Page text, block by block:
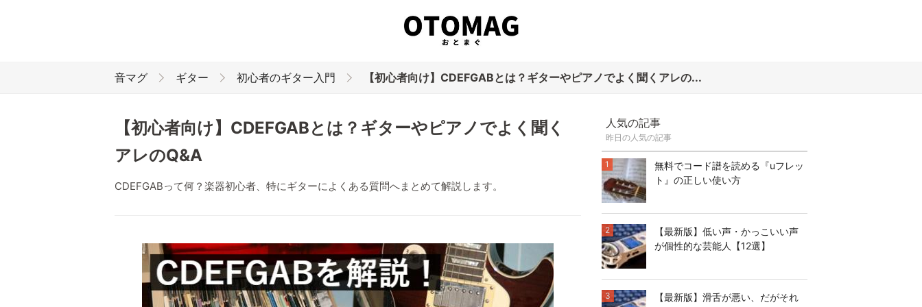
音マグ ギター 初心者のギター入門 【初心者向け】CDEFGABとは？ギターやピアノでよく聞くアレの...
【初心者向け】CDEFGABとは？ギターやピアノでよく聞く
アレのQ&A
CDEFGABって何？楽器初心者、特にギターによくある質問へまとめて解説します。
人気の記事
昨日の人気の記事
無料でコード譜を読める『uフレッ
ト』の正しい使い方
1
【最新版】低い声・かっこいい声
が個性的な芸能人【12選】
2
【最新版】滑舌が悪い、だがそれ
3